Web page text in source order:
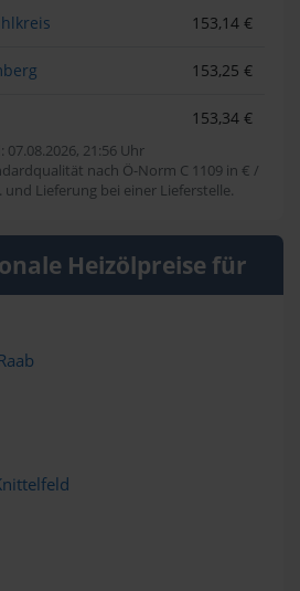
153,14 €
153,25 €
153,34 €
07.08.2026, 21:56 Uhr
nach Ö-Norm C 1109 in € /
und Lieferung bei einer Lieferstelle.
Heizölpreise für